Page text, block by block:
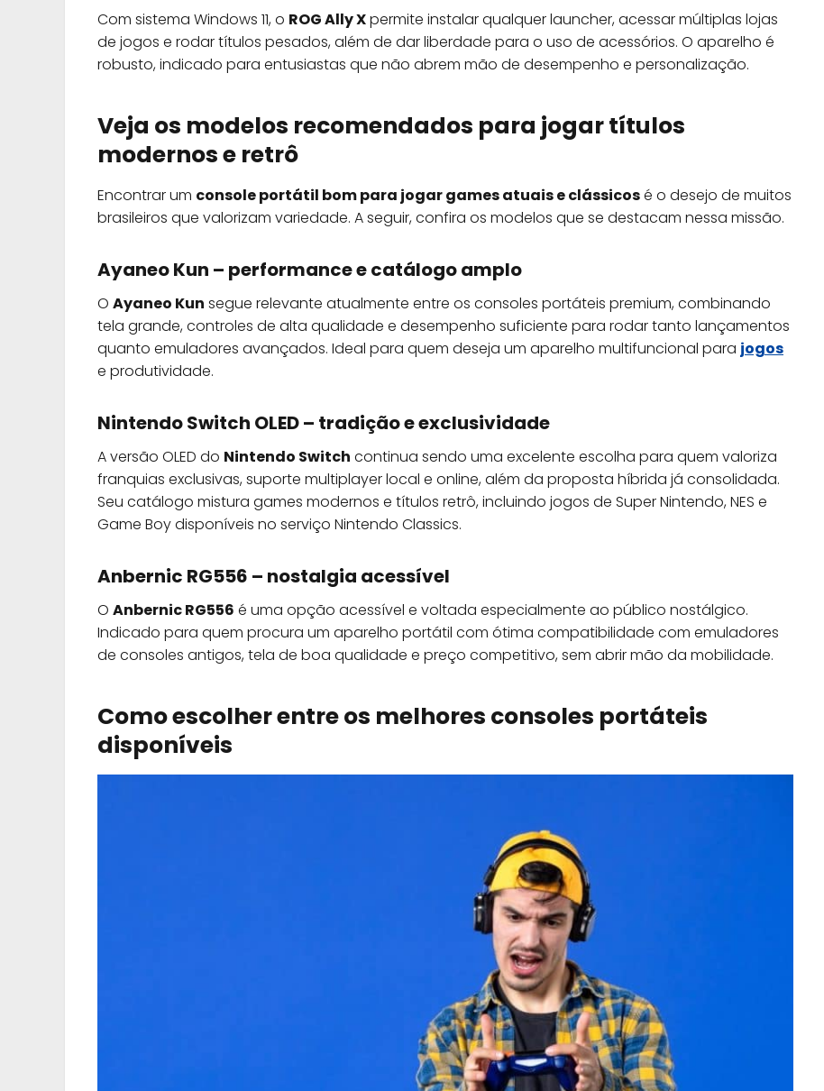
Com sistema Windows 11, o ROG Ally Xpermite instalar qualquer launcher, acessar múltiplas lojas
de jogos e rodar títulos pesados, além de dar liberdade para o uso de acessórios. O aparelho é
robusto, indicado para entusiastas que não abrem mão de desempenho e personalização.
Veja os modelos recomendados para jogar títulos
modernos e retrô
Encontrar um console portátil bom para jogar games atuais e clássicosé o desejo de muitos
brasileiros que valorizam variedade. A seguir, confira os modelos que se destacam nessa missão.
Ayaneo Kun – performance e catálogo amplo
O Ayaneo Kun segue relevante atualmente entre os consoles portáteis premium, combinando
tela grande, controles de alta qualidade e desempenho suficiente para rodar tanto lançamentos
quanto emuladores avançados. Ideal para quem deseja um aparelho multifuncional para jogos
e produtividade.
Nintendo Switch OLED – tradição e exclusividade
A versão OLED do Nintendo Switch continua sendo uma excelente escolha para quem valoriza
franquias exclusivas, suporte multiplayer local e online, além da proposta híbrida já consolidada.
Seu catálogo mistura games modernos e títulos retrô, incluindo jogos de Super Nintendo, NES e
Game Boy disponíveis no serviço Nintendo Classics.
Anbernic RG556 – nostalgia acessível
O Anbernic RG556 é uma opção acessível e voltada especialmente ao público nostálgico.
Indicado para quem procura um aparelho portátil com ótima compatibilidade com emuladores
de consoles antigos, tela de boa qualidade e preço competitivo, sem abrir mão da mobilidade.
Como escolher entre os melhores consoles portáteis
disponíveis